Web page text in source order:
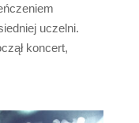
uczelni.
koncert,